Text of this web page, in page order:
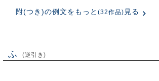
附(つき)の例文をもっと (32作品) 見る
ふ (逆引き)